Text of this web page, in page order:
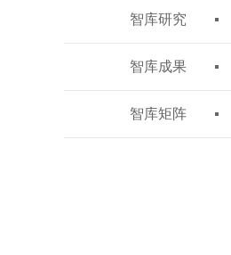
智库研究
智库成果
智库矩阵